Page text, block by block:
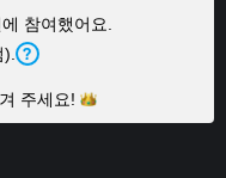
참여했어요.
주세요!